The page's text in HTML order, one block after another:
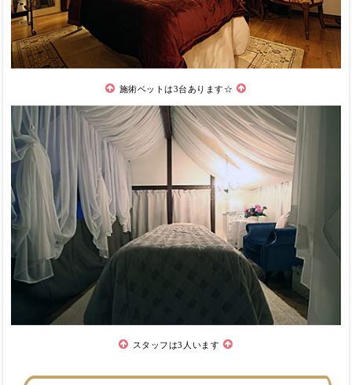
施術ベットは3台あります☆
スタッフは3人います